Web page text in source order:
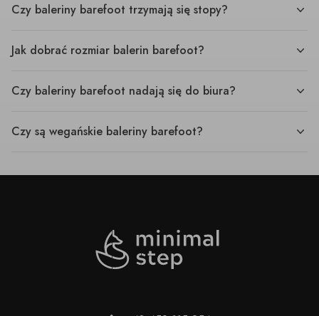
Czy baleriny barefoot trzymają się stopy?
Jak dobrać rozmiar balerin barefoot?
Czy baleriny barefoot nadają się do biura?
Czy są wegańskie baleriny barefoot?